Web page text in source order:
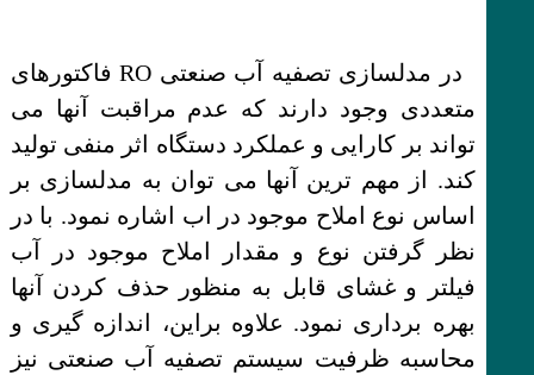
در مدلسازی تصفیه آب صنعتی RO فاکتورهای
متعددی وجود دارند که عدم مراقبت آنها می
تواند بر کارایی و عملکرد دستگاه اثر منفی تولید
کند. از مهم ترین آنها می توان به مدلسازی بر
اساس نوع املاح موجود در اب اشاره نمود. با در
نظر گرفتن نوع و مقدار املاح موجود در آب
فیلتر و غشای قابل به منظور حذف کردن آنها
بهره برداری نمود. علاوه براین، اندازه گیری و
محاسبه ظرفیت سیستم تصفیه آب صنعتی نیز